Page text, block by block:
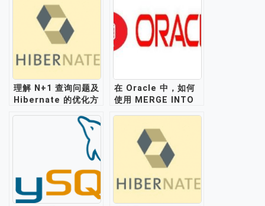
理解 N+1 查询问题及
Hibernate 的优化方
在 Oracle 中，如何
使用 MERGE INTO